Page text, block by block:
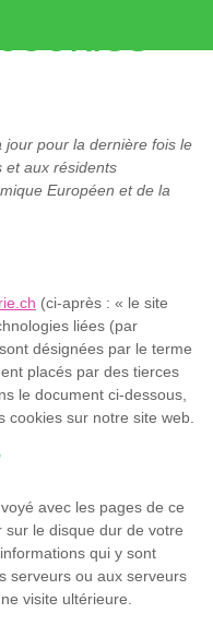
jour pour la dernière fois le
et aux résidents
Européen et de la
(ci-après : « le site
liées (par
désignées par le terme
placés par des tierces
le document ci-dessous,
cookies sur notre site web.
avec les pages de ce
le disque dur de votre
qui y sont
serveurs ou aux serveurs
visite ultérieure.